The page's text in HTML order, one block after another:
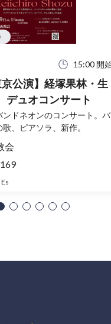
15:00 開
公演】経塚果林・生
ュオコンサート
ンドネオンのコンサート。バ
、ピアソラ、新作。
会
169